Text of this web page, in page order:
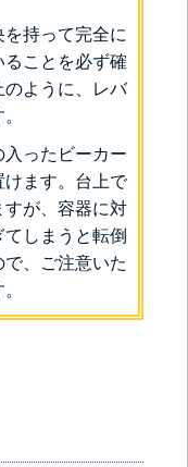
持って完全に
ことを必ず確
ように、レバ
ったビーカー
ます。台上で
が、容器に対
しまうと転倒
、ご注意いた